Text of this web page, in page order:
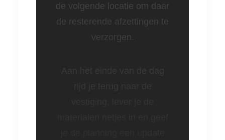
de volgende locatie om daar
de resterende afzettingen te
verzorgen.